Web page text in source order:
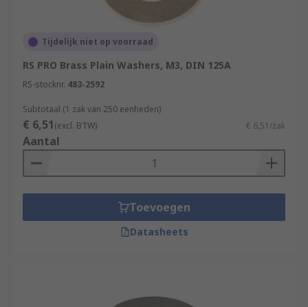
Tijdelijk niet op voorraad
RS PRO Brass Plain Washers, M3, DIN 125A
RS-stocknr. 483-2592
Subtotaal (1 zak van 250 eenheden)
€ 6,51(excl. BTW) € 6,51/zak
Aantal
Toevoegen
Datasheets